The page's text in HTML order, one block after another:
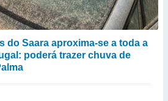
do Saara aproxima-se a toda a
poderá trazer chuva de